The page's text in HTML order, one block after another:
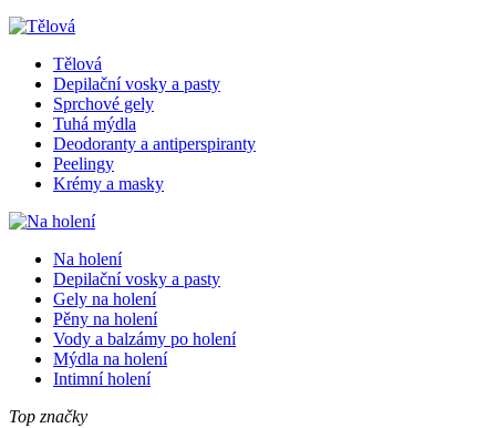
Tělová
Depilační vosky a pasty
Sprchové gely
Tuhá mýdla
Deodoranty a antiperspiranty
Peelingy
Krémy a masky
Na holení
Depilační vosky a pasty
Gely na holení
Pěny na holení
Vody a balzámy po holení
Mýdla na holení
Intimní holení
Top značky